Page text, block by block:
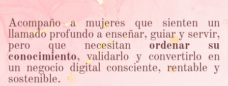
Acompaño a mujeres que sienten un
llamado profundo a enseñar, guiar y servir,
pero que necesitan ordenar su
conocimiento, validarlo y convertirlo en
un negocio digital consciente, rentable y
sostenible.